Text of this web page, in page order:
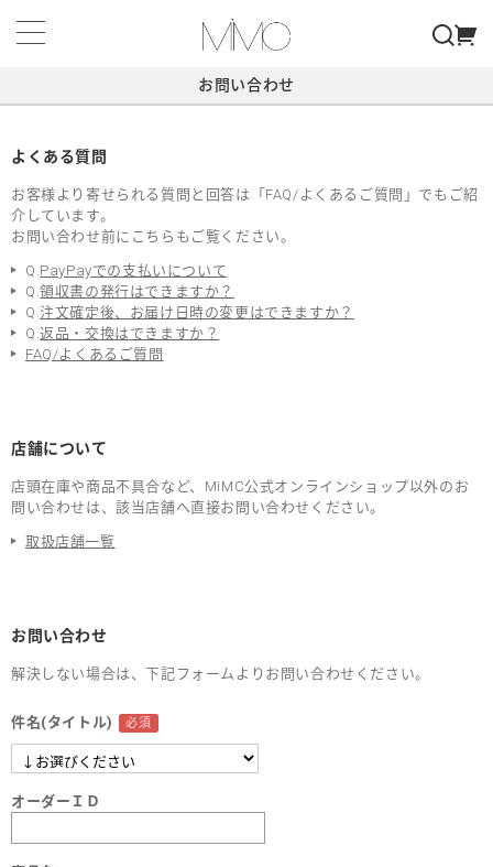
お問い合わせ
よくある質問
お客様より寄せられる質問と回答は「FAQ/よくあるご質問」でもご紹
介しています。
お問い合わせ前にこちらもご覧ください。
Q.PayPayでの支払いについて
Q.領収書の発行はできますか？
Q.注文確定後、お届け日時の変更はできますか？
Q.返品・交換はできますか？
FAQ/よくあるご質問
店舗について
店頭在庫や商品不具合など、MiMC公式オンラインショップ以外のお
問い合わせは、該当店舗へ直接お問い合わせください。
取扱店舗一覧
お問い合わせ
解決しない場合は、下記フォームよりお問い合わせください。
件名(タイトル)
オーダーＩＤ